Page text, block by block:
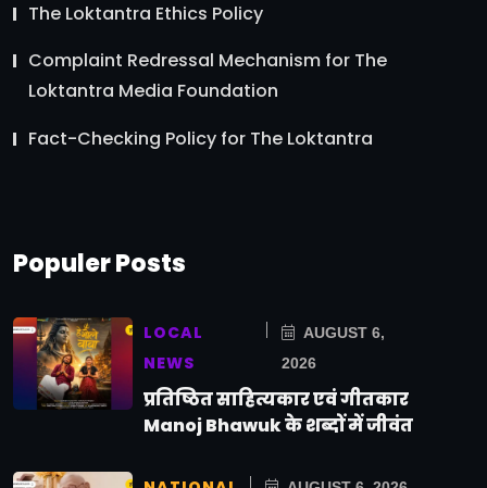
The Loktantra Ethics Policy
Complaint Redressal Mechanism for The
Loktantra Media Foundation
Fact-Checking Policy for The Loktantra
Populer Posts
LOCAL
NEWS
AUGUST 6,
2026
प्रतिष्ठित साहित्यकार एवं गीतकार
Manoj Bhawuk के शब्दों में जीवंत